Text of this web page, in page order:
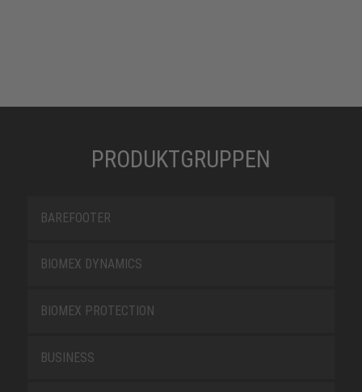
PRODUKTGRUPPEN
BAREFOOTER
BIOMEX DYNAMICS
BIOMEX PROTECTION
BUSINESS